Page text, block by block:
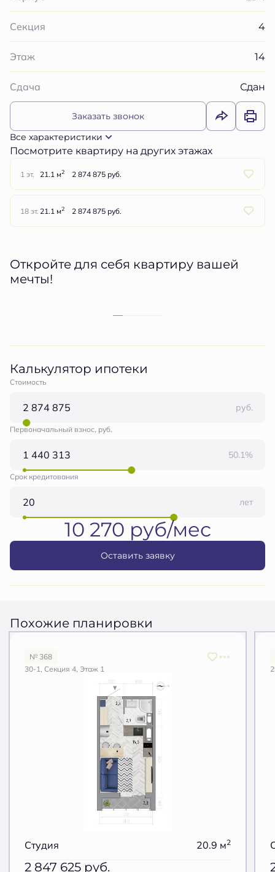
Секция 4
Этаж 14
Сдача Сдан
Заказать звонок
Все характеристики
Посмотрите квартиру на других этажах
1 эт. 21.1 м2 2 874 875 руб.
18 эт. 21.1 м2 2 874 875 руб.
Откройте для себя квартиру вашей
мечты!
Калькулятор ипотеки
Стоимость
руб.
Первоначальный взнос, руб.
50.1%
Срок кредитования
лет
10 270 руб/мес
Оставить заявку
Похожие планировки
№ 368
30-1, Секция 4, Этаж 1
Студия 20.9 м2
2 847 625 руб.